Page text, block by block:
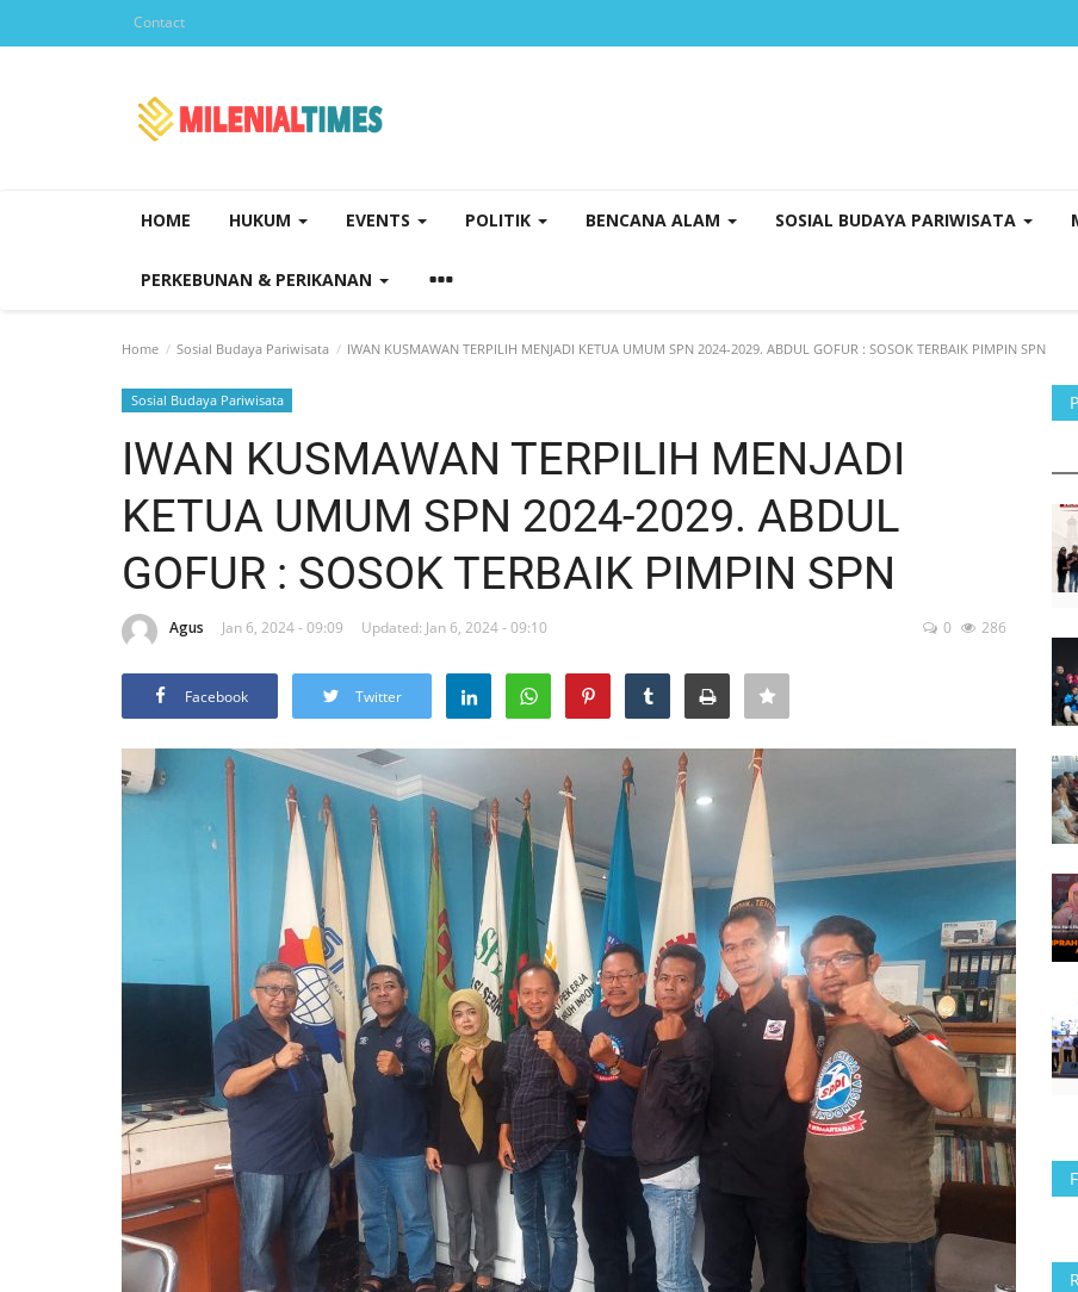
Contact
HOME HUKUM EVENTS POLITIK BENCANA ALAM SOSIAL BUDAYA PARIWISATA
PERKEBUNAN & PERIKANAN
Home Sosial Budaya Pariwisata IWAN KUSMAWAN TERPILIH MENJADI KETUA UMUM SPN 2024-2029. ABDUL GOFUR : SOSOK TERBAIK PIMPIN SPN
Sosial Budaya Pariwisata
IWAN KUSMAWAN TERPILIH MENJADI
KETUA UMUM SPN 2024-2029. ABDUL
GOFUR : SOSOK TERBAIK PIMPIN SPN
Agus Jan 6, 2024 - 09:09 Updated: Jan 6, 2024 - 09:10 0 286
Facebook Twitter